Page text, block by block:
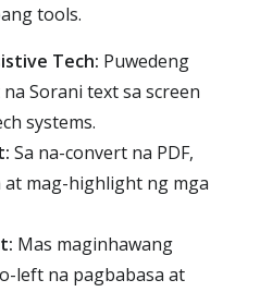
tools.
Tech: Puwedeng
Sorani text sa screen
systems.
Sa na-convert na PDF,
at mag-highlight ng mga
Mas maginhawang
left na pagbabasa at